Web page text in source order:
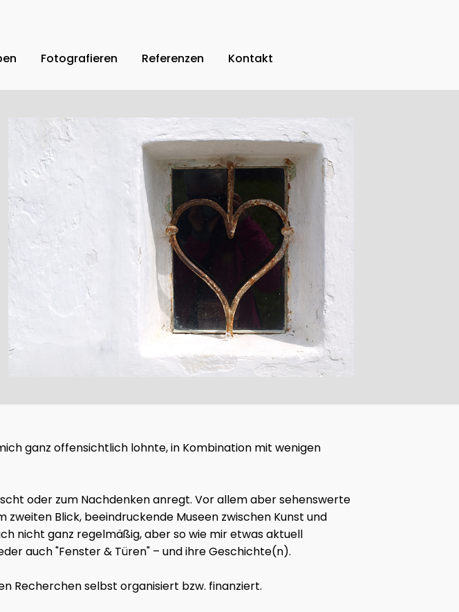
Fotografieren Referenzen Kontakt
ganz offensichtlich lohnte, in Kombination mit wenigen
oder zum Nachdenken anregt. Vor allem aber sehenswerte
Blick, beeindruckende Museen zwischen Kunst und
nicht ganz regelmäßig, aber so wie mir etwas aktuell
auch "Fenster & Türen" – und ihre Geschichte(n).
Recherchen selbst organisiert bzw. finanziert.